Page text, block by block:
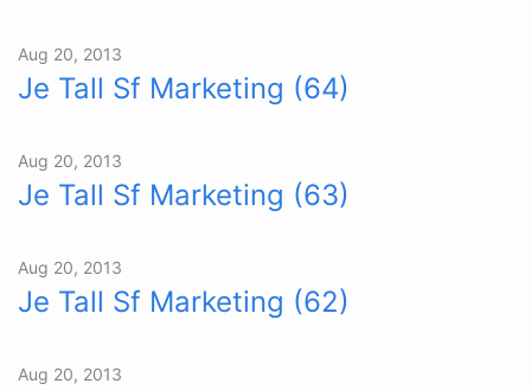
Aug 20, 2013
Je Tall Sf Marketing (64)
Aug 20, 2013
Je Tall Sf Marketing (63)
Aug 20, 2013
Je Tall Sf Marketing (62)
Aug 20, 2013